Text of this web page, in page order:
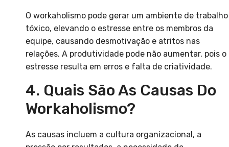
O workaholismo pode gerar um ambiente de trabalho
tóxico, elevando o estresse entre os membros da
equipe, causando desmotivação e atritos nas
relações. A produtividade pode não aumentar, pois o
estresse resulta em erros e falta de criatividade.
4. Quais São As Causas Do
Workaholismo?
As causas incluem a cultura organizacional, a